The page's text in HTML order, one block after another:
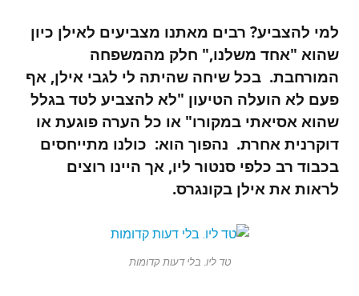
למי להצביע? רבים מאתנו מצביעים לאילן כיון
שהוא "אחד משלנו," חלק מהמשפחה
המורחבת. בכל שיחה שהיתה לי לגבי אילן, אף
פעם לא הועלה הטיעון "לא להצביע לטד בגלל
שהוא אסיאתי במקורו" או כל הערה פוגעת או
דוקרנית אחרת. נהפוך הוא: כולנו מתייחסים
בכבוד רב כלפי סנטור ליו, אך היינו רוצים
לראות את אילן בקונגרס.
טד ליו. בלי דעות קדומות